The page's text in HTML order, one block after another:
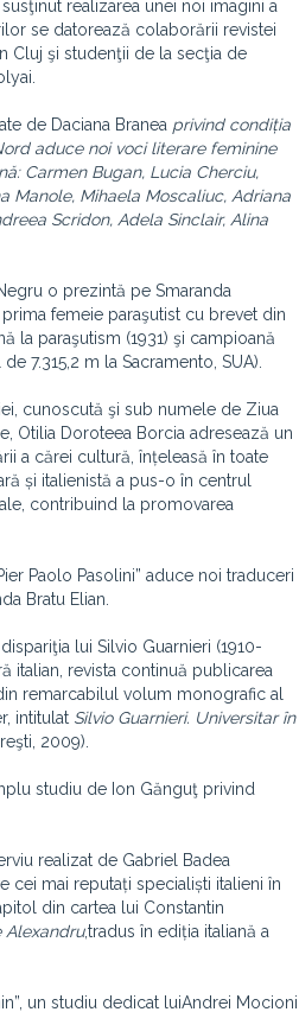
realizarea unei noi imagini a
se datorează colaborării revistei
Cluj şi studenţii de la secţia de
de Daciana Branea privind condiția
aduce noi voci literare feminine
Carmen Bugan, Lucia Cherciu,
Manole, Mihaela Moscaliuc, Adriana
Scridon, Adela Sinclair, Alina
o prezintă pe Smaranda
femeie paraşutist cu brevet din
la paraşutism (1931) şi campioană
7.315,2 m la Sacramento, SUA).
cunoscută şi sub numele de Ziua
Otilia Doroteea Borcia adresează un
a cărei cultură, înțeleasă în toate
și italienistă a pus-o în centrul
contribuind la promovarea
Paolo Pasolini” aduce noi traduceri
Bratu Elian.
lui Silvio Guarnieri (1910-
italian, revista continuă publicarea
remarcabilul volum monografic al
intitulat Silvio Guarnieri. Universitar în
2009).
studiu de Ion Gănguţ privind
realizat de Gabriel Badea
cei mai reputați specialiști italieni în
din cartea lui Constantin
Alexandru,tradus în ediția italiană a
un studiu dedicat luiAndrei Mocioni